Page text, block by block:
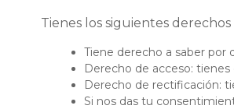
Tienes los siguientes
Tiene derecho a saber por
Derecho de acceso:
Derecho de rectificación:
Si nos das tu